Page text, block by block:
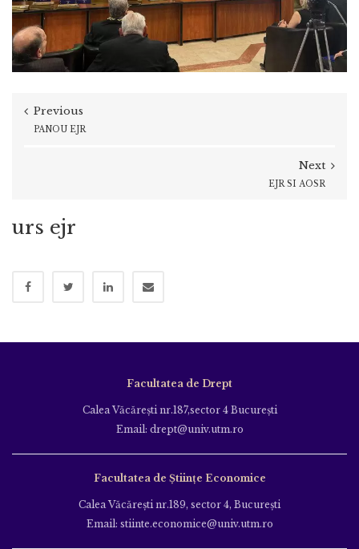
Previous
PANOU EJR
Next
EJR SI AOSR
urs ejr
Facultatea de Drept
Calea Văcăreşti nr.187,sector 4 Bucureşti
Email: drept@univ.utm.ro
Facultatea de Științe Economice
Calea Văcăreşti nr.189, sector 4, Bucureşti
Email: stiinte.economice@univ.utm.ro